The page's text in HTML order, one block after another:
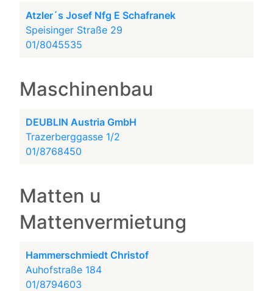
Atzler´s Josef Nfg E Schafranek
Speisinger Straße 29
01/8045535
Maschinenbau
DEUBLIN Austria GmbH
Trazerberggasse 1/2
01/8768450
Matten u
Mattenvermietung
Hammerschmiedt Christof
Auhofstraße 184
01/8794603